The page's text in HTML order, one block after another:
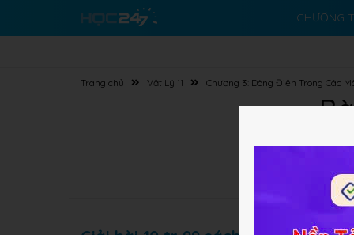
CHƯƠNG
Trang chủ Vật Lý 11 Chương 3: Dòng Điện Trong Các